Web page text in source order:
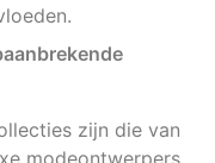
zijn die van
modeontwerpers